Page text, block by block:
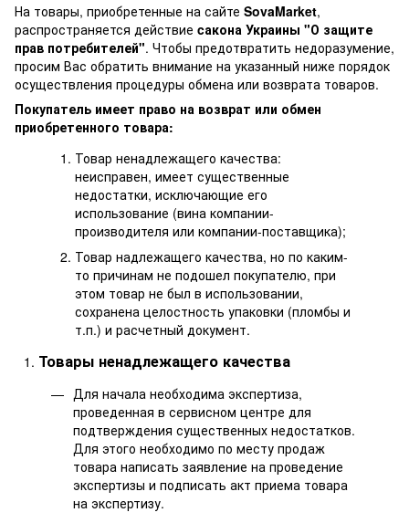
На товары, приобретенные на сайте SovaMarket,
распространяется действие cакона Украины "О защите
прав потребителей". Чтобы предотвратить недоразумение,
просим Вас обратить внимание на указанный ниже порядок
осуществления процедуры обмена или возврата товаров.
Покупатель имеет право на возврат или обмен
приобретенного товара:
Товар ненадлежащего качества:
неисправен, имеет существенные
недостатки, исключающие его
использование (вина компании-
производителя или компании-поставщика);
Товар надлежащего качества, но по каким-
то причинам не подошел покупателю, при
этом товар не был в использовании,
сохранена целостность упаковки (пломбы и
т.п.) и расчетный документ.
Товары ненадлежащего качества
Для начала необходима экспертиза,
проведенная в сервисном центре для
подтверждения существенных недостатков.
Для этого необходимо по месту продаж
товара написать заявление на проведение
экспертизы и подписать акт приема товара
на экспертизу.